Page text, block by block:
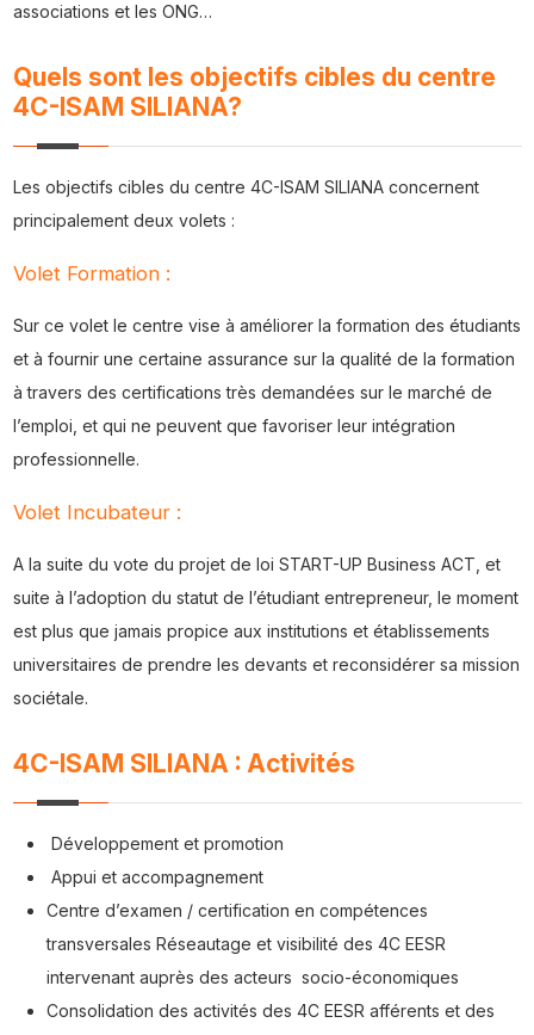
associations et les ONG…
Quels sont les objectifs cibles du centre
4C-ISAM SILIANA?
Les objectifs cibles du centre 4C-ISAM SILIANA concernent
principalement deux volets :
Volet Formation :
Sur ce volet le centre vise à améliorer la formation des étudiants
et à fournir une certaine assurance sur la qualité de la formation
à travers des certifications très demandées sur le marché de
l’emploi, et qui ne peuvent que favoriser leur intégration
professionnelle.
Volet Incubateur :
A la suite du vote du projet de loi START-UP Business ACT, et
suite à l’adoption du statut de l’étudiant entrepreneur, le moment
est plus que jamais propice aux institutions et établissements
universitaires de prendre les devants et reconsidérer sa mission
sociétale.
4C-ISAM SILIANA : Activités
Développement et promotion
Appui et accompagnement
Centre d’examen / certification en compétences
transversales Réseautage et visibilité des 4C EESR
intervenant auprès des acteurs socio-économiques
Consolidation des activités des 4C EESR afférents et des